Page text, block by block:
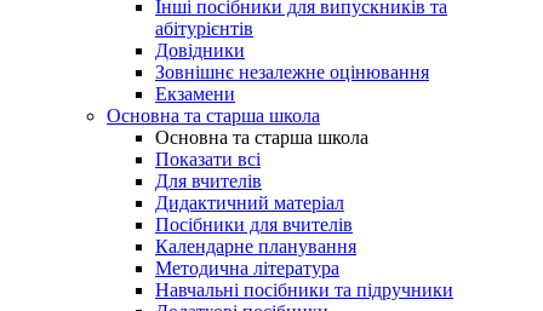
Інші посібники для випускників та
абітурієнтів
Довідники
Зовнішнє незалежне оцінювання
Екзамени
Основна та старша школа
Основна та старша школа
Показати всі
Для вчителів
Дидактичний матеріал
Посібники для вчителів
Календарне планування
Методична література
Навчальні посібники та підручники